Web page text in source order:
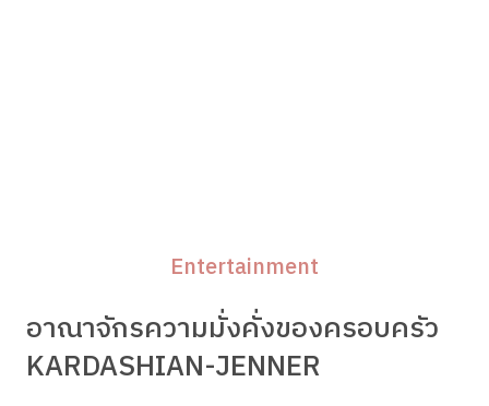
Entertainment
อาณาจักรความมั่งคั่งของครอบครัว
KARDASHIAN-JENNER